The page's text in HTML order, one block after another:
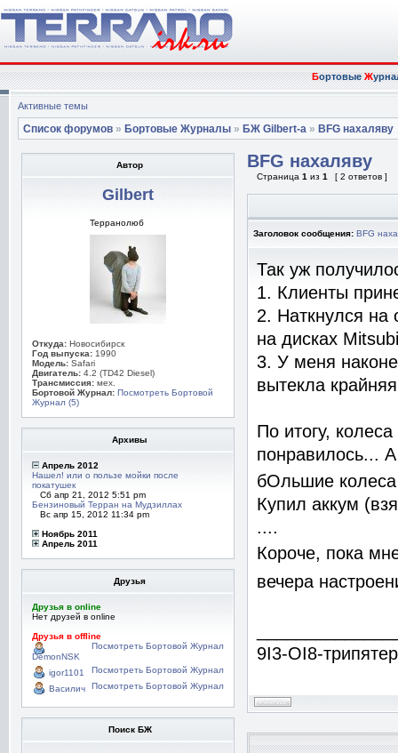
БортовыеЖ
Активные темы
Список форумов » Бортовые Журналы » БЖ Gilbert-а » BFG нахаляву
Автор
Gilbert
Терранолюб
Откуда: Новосибирск
Год выпуска: 1990
Модель: Safari
Двигатель: 4.2 (TD42 Diesel)
Трансмиссия: мех.
Бортовой Журнал: Посмотреть Бортовой
Журнал (5)
Архивы
Апрель 2012
Нашел! или о пользе мойки после
покатушек
Сб апр 21, 2012 5:51 pm
Бензиновый Терран на Мудзиллах
Вс апр 15, 2012 11:34 pm
Ноябрь 2011
Апрель 2011
Друзья
Друзья в online
Нет друзей в online
Друзья в offline
Посмотреть Бортовой Журнал
DemonNSK
Посмотреть Бортовой Журнал
igor1101
Посмотреть Бортовой Журнал
Василич
Поиск БЖ
BFG нахаляву
Страница 1 из 1 [ 2 ответов ]
Заголовок сообщения: BFG
Так уж
1. Клиенты
2. Наткнулся на
на дисках
3. У меня
вытекла
По итогу,
понравилось...
бОльшие
Купил аккум
....
Короче, пока
вечера
9I3-OI8-